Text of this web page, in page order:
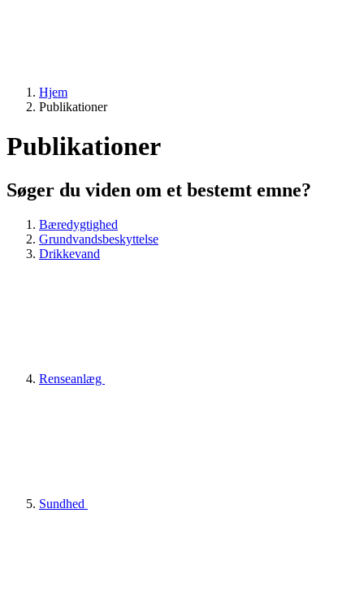
Hjem
Publikationer
Publikationer
Søger du viden om et bestemt emne?
Bæredygtighed
Grundvandsbeskyttelse
Drikkevand
Renseanlæg
Sundhed